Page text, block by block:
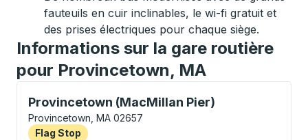
fauteuils en cuir inclinables, le wi-fi gratuit et
des prises électriques pour chaque siège.
Informations sur la gare routière
pour Provincetown, MA
Provincetown (MacMillan Pier)
Flag Stop, utilisez les touches fléchées ou la
Provincetown, MA 02657
Flag Stop
Flag Stop